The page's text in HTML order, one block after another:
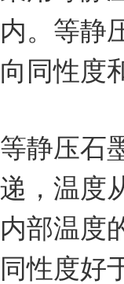
内。等静
向同性度
等静压石
递，温度
内部温度
同性度好